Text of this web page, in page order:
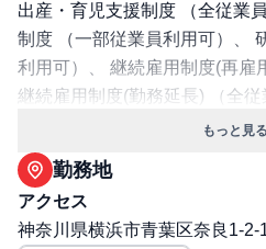
出産・育児支援制度 （全従業
制度 （一部従業員利用可）、
利用可）、 継続雇用制度(再雇
継続雇用制度(勤務延長) （全従
マイカー通勤可／自転車通勤
あり
年間昇給回数: 無・不明
保険: 社会保険完備（健康保険
もっと見る
勤務地
アクセス
神奈川県横浜市青葉区奈良1-2-